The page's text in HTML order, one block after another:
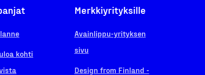
kohti
Merkkiyrityksille
Avainlippu-yrityksen
sivu
Design from Finland -